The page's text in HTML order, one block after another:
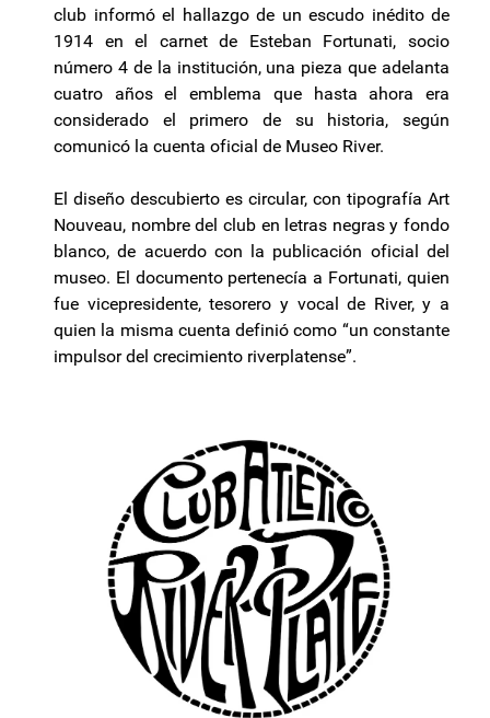
club informó el hallazgo de un escudo inédito de
1914 en el carnet de Esteban Fortunati, socio
número 4 de la institución, una pieza que adelanta
cuatro años el emblema que hasta ahora era
considerado el primero de su historia, según
comunicó la cuenta oficial de Museo River.
El diseño descubierto es circular, con tipografía Art
Nouveau, nombre del club en letras negras y fondo
blanco, de acuerdo con la publicación oficial del
museo. El documento pertenecía a Fortunati, quien
fue vicepresidente, tesorero y vocal de River, y a
quien la misma cuenta definió como “un constante
impulsor del crecimiento riverplatense”.